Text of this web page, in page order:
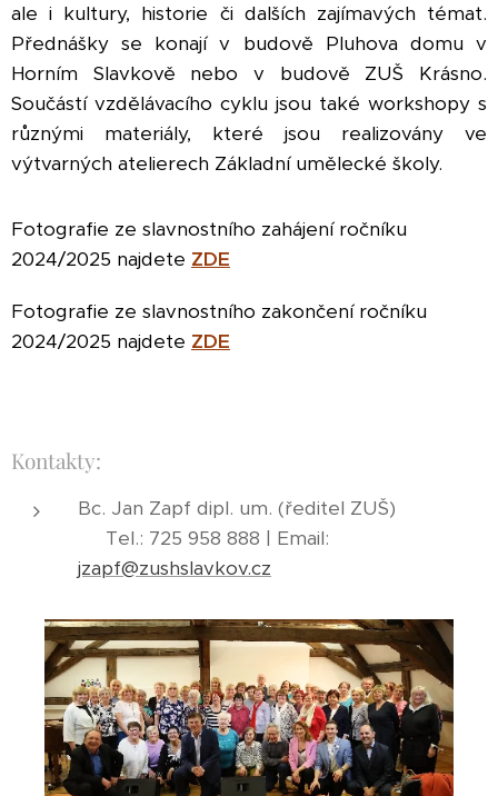
ale i kultury, historie či dalších zajímavých témat.
Přednášky se konají v budově Pluhova domu v
Horním Slavkově nebo v budově ZUŠ Krásno.
Součástí vzdělávacího cyklu jsou také workshopy s
různými materiály, které jsou realizovány ve
výtvarných atelierech Základní umělecké školy.
Fotografie ze slavnostního zahájení ročníku
2024/2025 najdete ZDE
Fotografie ze slavnostního zakončení ročníku
2024/2025 najdete ZDE
Kontakty:
Bc. Jan Zapf dipl. um. (ředitel ZUŠ)
Tel.: 725 958 888 | Email:
jzapf@zushslavkov.cz